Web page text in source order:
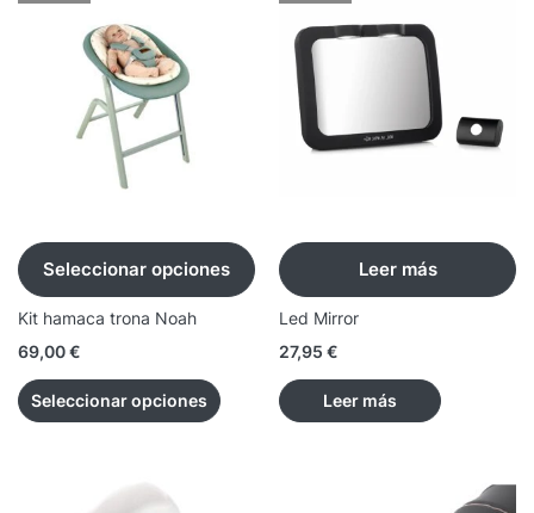
Seleccionar opciones
Kit hamaca trona Noah
69,00€
Seleccionar opciones
Leer más
Led Mirror
27,95 €
Leer más